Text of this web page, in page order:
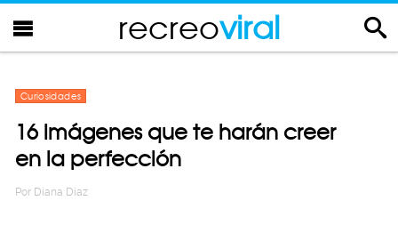
recreoviral
Curiosidades
16 imágenes que te harán creer
en la perfección
Por Diana Diaz